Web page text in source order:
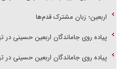
اربعین؛ زبان مشترک قدم‌ها
پیاده روی جاماندگان اربعین حسینی در
پیاده روی جاماندگان اربعین حسینی در